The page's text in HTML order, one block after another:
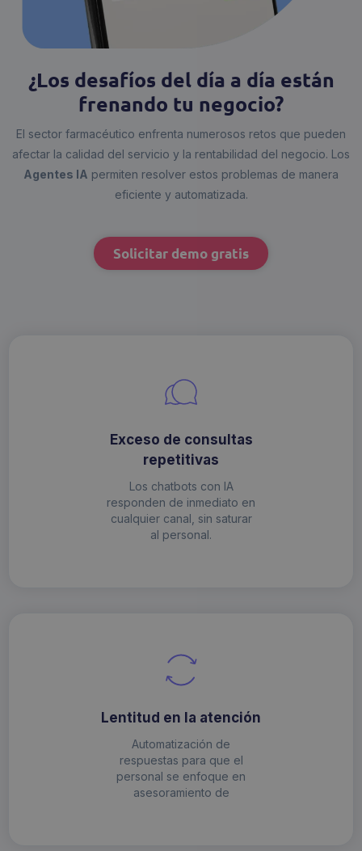
¿Los desafíos del día a día están
frenando tu negocio?
El sector farmacéutico enfrenta numerosos retos que pueden
afectar la calidad del servicio y la rentabilidad del negocio. Los
Agentes IA permiten resolver estos problemas de manera
eficiente y automatizada.
Solicitar demo gratis
Exceso de consultas
repetitivas
Los chatbots con IA
responden de inmediato en
cualquier canal, sin saturar
al personal.
Lentitud en la atención
Automatización de
respuestas para que el
personal se enfoque en
asesoramiento de